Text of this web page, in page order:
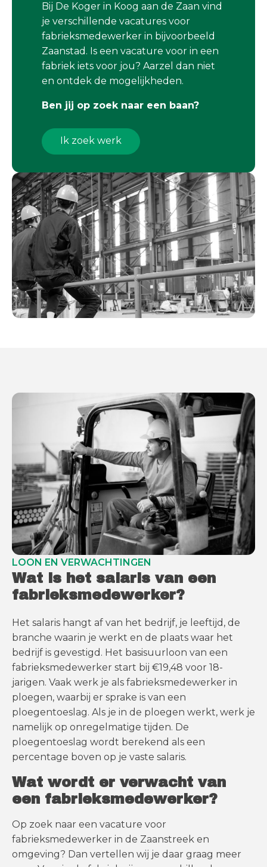
Bij De Koger in Koog aan de Zaan vind
je verschillende vacatures voor
fabrieksmedewerker in bijvoorbeeld
Zaanstad. Is een vacature voor in een
fabriek iets voor jou? Aarzel dan niet
en ontdek de mogelijkheden.
Ben jij op zoek naar een baan?
Ik zoek werk
LOON EN VERWACHTINGEN
Wat is het salaris van een
fabrieksmedewerker?
Het salaris hangt af van het bedrijf, je leeftijd, de
branche waarin je werkt en de plaats waar het
bedrijf is gevestigd. Het basisuurloon van een
fabrieksmedewerker start bij €19,48 voor 18-
jarigen. Vaak werk je als fabrieksmedewerker in
ploegen, waarbij er sprake is van een
ploegentoeslag. Als je in de ploegen werkt, werk je
namelijk op onregelmatige tijden. De
ploegentoeslag wordt berekend als een
percentage boven op je vaste salaris.
Wat wordt er verwacht van
een fabrieksmedewerker?
Op zoek naar een vacature voor
fabrieksmedewerker in de Zaanstreek en
omgeving? Dan vertellen wij je daar graag meer